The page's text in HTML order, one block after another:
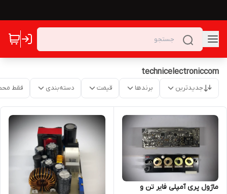
technicelectroniccom
جدیدترین برندها قیمت دسته‌بندی فقط
ماژول پری آمپلی فایر تن و